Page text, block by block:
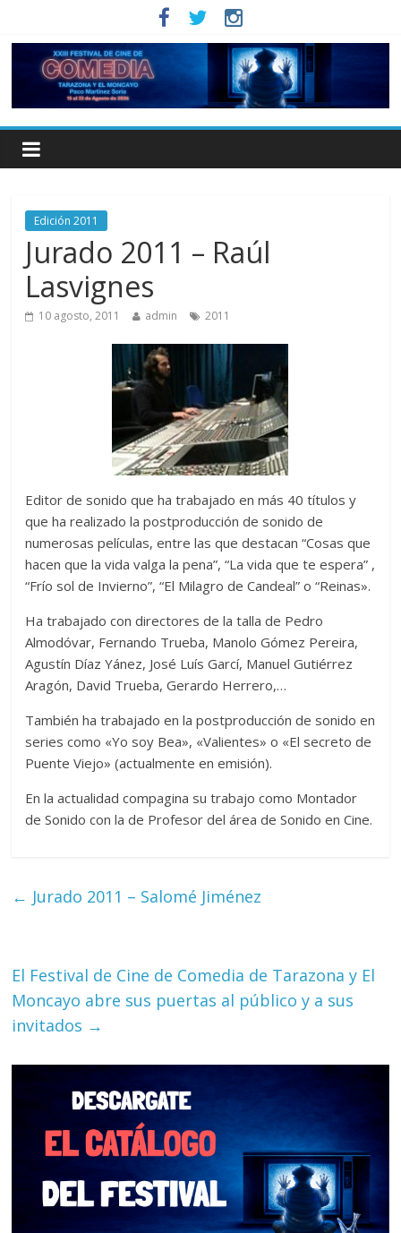
Edición 2011
Jurado 2011 – Raúl
Lasvignes
10 agosto, 2011 admin 2011
Editor de sonido que ha trabajado en más 40 títulos y
que ha realizado la postproducción de sonido de
numerosas películas, entre las que destacan “Cosas que
hacen que la vida valga la pena”, “La vida que te espera” ,
“Frío sol de Invierno”, “El Milagro de Candeal” o “Reinas».
Ha trabajado con directores de la talla de Pedro
Almodóvar, Fernando Trueba, Manolo Gómez Pereira,
Agustín Díaz Yánez, José Luís Garcí, Manuel Gutiérrez
Aragón, David Trueba, Gerardo Herrero,…
También ha trabajado en la postproducción de sonido en
series como «Yo soy Bea», «Valientes» o «El secreto de
Puente Viejo» (actualmente en emisión).
En la actualidad compagina su trabajo como Montador
de Sonido con la de Profesor del área de Sonido en Cine.
← Jurado 2011 – Salomé Jiménez
El Festival de Cine de Comedia de Tarazona y El
Moncayo abre sus puertas al público y a sus
invitados →